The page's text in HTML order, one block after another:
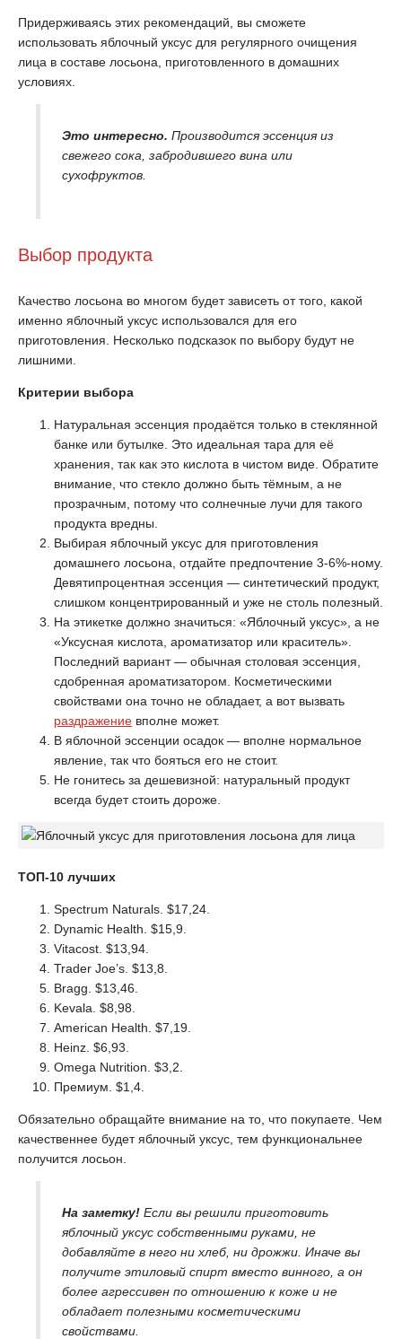
Придерживаясь этих рекомендаций, вы сможете
использовать яблочный уксус для регулярного очищения
лица в составе лосьона, приготовленного в домашних
условиях.
Это интересно. Производится эссенция из
свежего сока, забродившего вина или
сухофруктов.
Выбор продукта
Качество лосьона во многом будет зависеть от того, какой
именно яблочный уксус использовался для его
приготовления. Несколько подсказок по выбору будут не
лишними.
Критерии выбора
Натуральная эссенция продаётся только в стеклянной
банке или бутылке. Это идеальная тара для её
хранения, так как это кислота в чистом виде. Обратите
внимание, что стекло должно быть тёмным, а не
прозрачным, потому что солнечные лучи для такого
продукта вредны.
Выбирая яблочный уксус для приготовления
домашнего лосьона, отдайте предпочтение 3-6%-ному.
Девятипроцентная эссенция — синтетический продукт,
слишком концентрированный и уже не столь полезный.
На этикетке должно значиться: «Яблочный уксус», а не
«Уксусная кислота, ароматизатор или краситель».
Последний вариант — обычная столовая эссенция,
сдобренная ароматизатором. Косметическими
свойствами она точно не обладает, а вот вызвать
раздражение вполне может.
В яблочной эссенции осадок — вполне нормальное
явление, так что бояться его не стоит.
Не гонитесь за дешевизной: натуральный продукт
всегда будет стоить дороже.
ТОП-10 лучших
Spectrum Naturals. $17,24.
Dynamic Health. $15,9.
Vitacost. $13,94.
Trader Joe’s. $13,8.
Bragg. $13,46.
Kevala. $8,98.
American Health. $7,19.
Heinz. $6,93.
Omega Nutrition. $3,2.
Премиум. $1,4.
Обязательно обращайте внимание на то, что покупаете. Чем
качественнее будет яблочный уксус, тем функциональнее
получится лосьон.
На заметку! Если вы решили приготовить
яблочный уксус собственными руками, не
добавляйте в него ни хлеб, ни дрожжи. Иначе вы
получите этиловый спирт вместо винного, а он
более агрессивен по отношению к коже и не
обладает полезными косметическими
свойствами.